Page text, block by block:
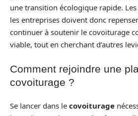
une transition écologique rapide.
les entreprises doivent donc
continuer à soutenir le covoiturage
viable, tout en cherchant d’autres
Comment rejoindre une
covoiturage ?
Se lancer dans le covoiturage